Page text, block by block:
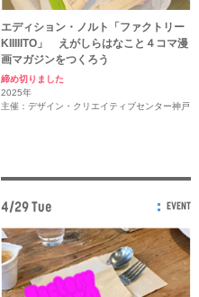
エディション・ノルト「ファクトリー
KIIIIITO」 えがしらはなこと４コマ漫
画マガジンをつくろう
締め切りました
2025年
主催：デザイン・クリエイティブセンター神戸
4/29 Tue EVENT